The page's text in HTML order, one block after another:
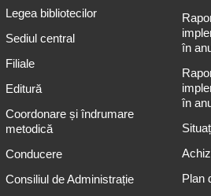
Legea bibliotecilor
Sediul central
Filiale
Editură
Coordonare și îndrumare
metodică
Conducere
Consiliul de Administrație
în
în
Plan